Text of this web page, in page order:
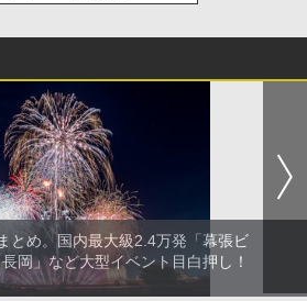
とめ。国内最大級2.4万発「幕張ビ
岡」など大型イベント目白押し！